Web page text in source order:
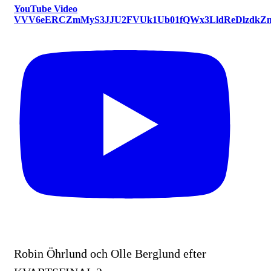
YouTube Video
Robin Öhrlund och Olle Berglund efter